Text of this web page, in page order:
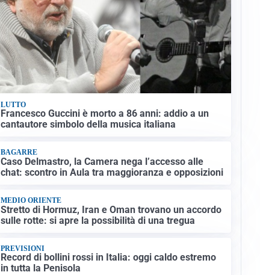
LUTTO
Francesco Guccini è morto a 86 anni: addio a un
cantautore simbolo della musica italiana
BAGARRE
Caso Delmastro, la Camera nega l’accesso alle
chat: scontro in Aula tra maggioranza e opposizioni
MEDIO ORIENTE
Stretto di Hormuz, Iran e Oman trovano un accordo
sulle rotte: si apre la possibilità di una tregua
PREVISIONI
Record di bollini rossi in Italia: oggi caldo estremo
in tutta la Penisola